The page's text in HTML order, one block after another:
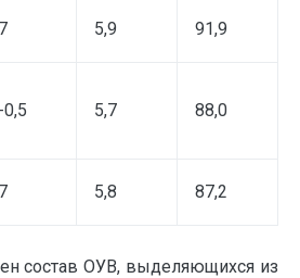
5,9 91,9
5,7 88,0
5,8 87,2
состав ОУВ, выделяющихся из